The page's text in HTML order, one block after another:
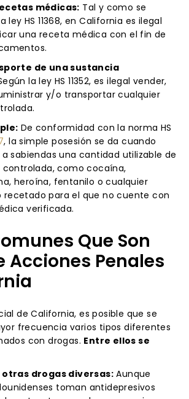
médicas: Tal y como se
ley HS 11368, en California es ilegal
una receta médica con el fin de
de una sustancia
la ley HS 11352, es ilegal vender,
y/o transportar cualquier
De conformidad con la norma HS
, la simple posesión se da cuando
sabiendas una cantidad utilizable de
controlada, como cocaína,
heroína, fentanilo o cualquier
para el que no cuente con
verificada.
Que Son
Acciones Penales
de California, es posible que se
frecuencia varios tipos diferentes
con drogas. Entre ellos se
otras drogas diversas: Aunque
toman antidepresivos